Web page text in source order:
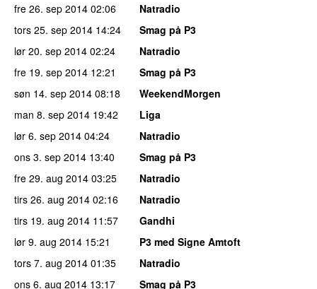
fre 26. sep 2014 02:06
Natradio
tors 25. sep 2014 14:24
Smag på P3
lør 20. sep 2014 02:24
Natradio
fre 19. sep 2014 12:21
Smag på P3
søn 14. sep 2014 08:18
WeekendMorgen
man 8. sep 2014 19:42
Liga
lør 6. sep 2014 04:24
Natradio
ons 3. sep 2014 13:40
Smag på P3
fre 29. aug 2014 03:25
Natradio
tirs 26. aug 2014 02:16
Natradio
tirs 19. aug 2014 11:57
Gandhi
lør 9. aug 2014 15:21
P3 med Signe Amtoft
tors 7. aug 2014 01:35
Natradio
ons 6. aug 2014 13:17
Smag på P3